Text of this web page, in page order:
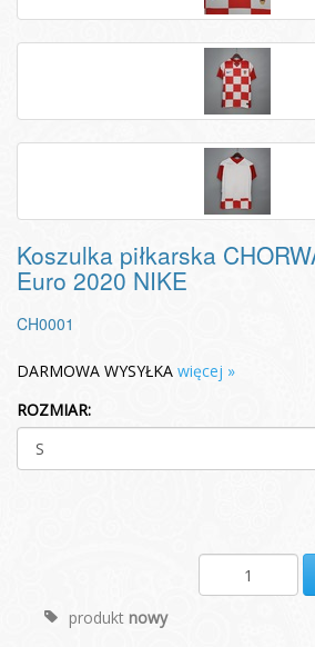
Koszulka piłkarska
Euro 2020 NIKE
CH0001
DARMOWA WYSYŁKA więcej »
ROZMIAR:
produkt nowy